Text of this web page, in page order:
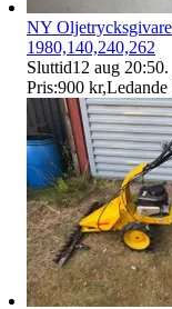
NY
1980,140,240,262
Sluttid12 aug 20:50.
Pris:900 kr,Ledande